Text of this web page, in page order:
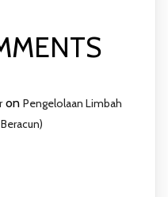
on Pengelolaan Limbah